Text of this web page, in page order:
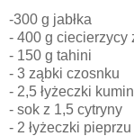
-300 g jabłka
- 400 g ciecierzycy
- 150 g tahini
- 3 ząbki czosnku
- 2,5 łyżeczki
- sok z 1,5 cytryny
- 2 łyżeczki